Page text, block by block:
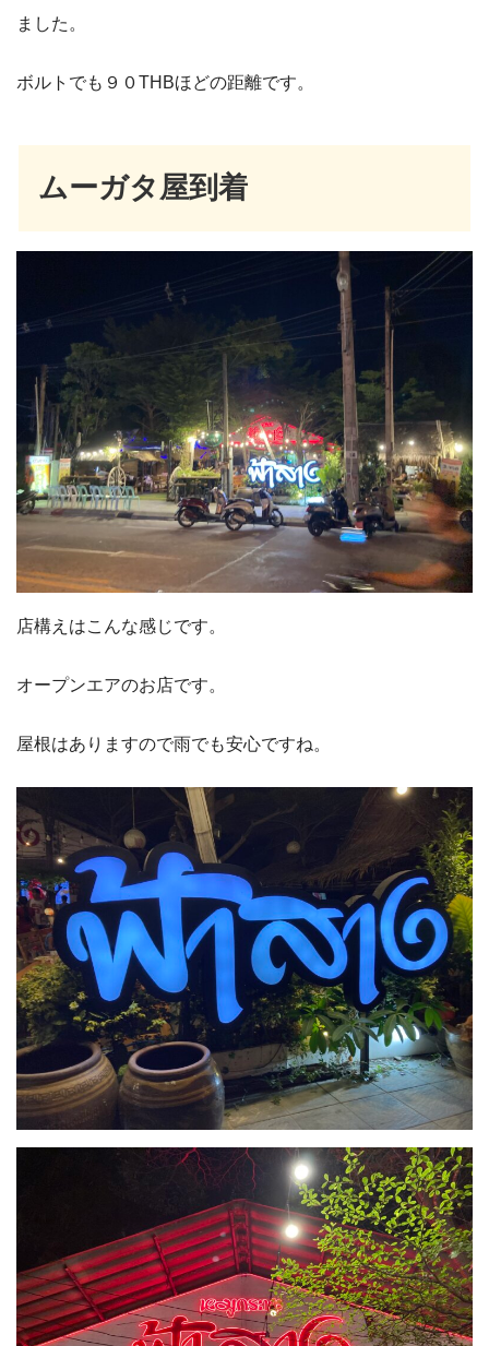
ました。
ボルトでも９０THBほどの距離です。
ムーガタ屋到着
店構えはこんな感じです。
オープンエアのお店です。
屋根はありますので雨でも安心ですね。